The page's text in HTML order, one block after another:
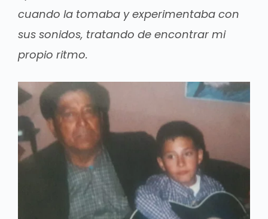
cuando la tomaba y experimentaba con
sus sonidos, tratando de encontrar mi
propio ritmo.